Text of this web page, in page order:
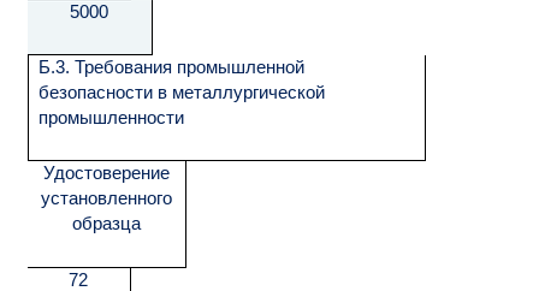
5000
Б.3. Требования промышленной
безопасности в металлургической
промышленности
Удостоверение
установленного
образца
72